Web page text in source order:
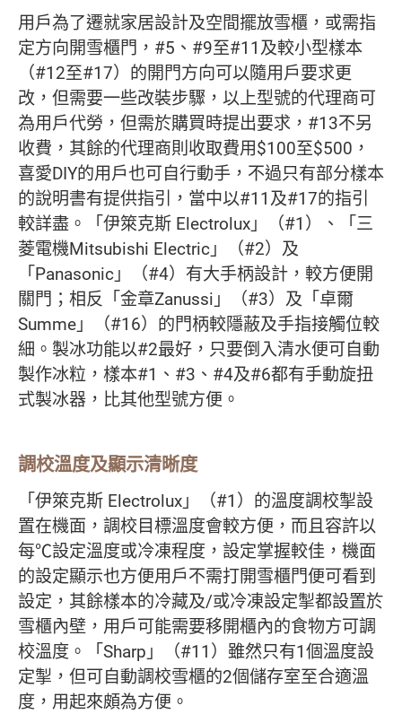
用戶為了遷就家居設計及空間擺放雪櫃，或需指
定方向開雪櫃門，#5、#9至#11及較小型樣本
（#12至#17）的開門方向可以隨用戶要求更
改，但需要一些改裝步驟，以上型號的代理商可
為用戶代勞，但需於購買時提出要求，#13不另
收費，其餘的代理商則收取費用$100至$500，
喜愛DIY的用戶也可自行動手，不過只有部分樣本
的說明書有提供指引，當中以#11及#17的指引
較詳盡。「伊箂克斯 Electrolux」（#1）、「三
菱電機Mitsubishi Electric」（#2）及
「Panasonic」（#4）有大手柄設計，較方便開
關門；相反「金章Zanussi」（#3）及「卓爾
Summe」（#16）的門柄較隱蔽及手指接觸位較
細。製冰功能以#2最好，只要倒入清水便可自動
製作冰粒，樣本#1、#3、#4及#6都有手動旋扭
式製冰器，比其他型號方便。
調校溫度及顯示清晰度
「伊箂克斯 Electrolux」（#1）的溫度調校掣設
置在機面，調校目標溫度會較方便，而且容許以
每℃設定溫度或冷凍程度，設定掌握較佳，機面
的設定顯示也方便用戶不需打開雪櫃門便可看到
設定，其餘樣本的冷藏及/或冷凍設定掣都設置於
雪櫃內壁，用戶可能需要移開櫃內的食物方可調
校溫度。「Sharp」（#11）雖然只有1個溫度設
定掣，但可自動調校雪櫃的2個儲存室至合適溫
度，用起來頗為方便。